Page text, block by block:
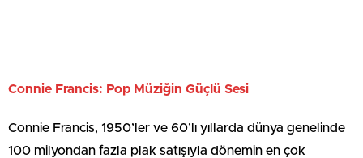
Connie Francis: Pop Müziğin Güçlü Sesi
Connie Francis, 1950’ler ve 60’lı yıllarda dünya genelinde
100 milyondan fazla plak satışıyla dönemin en çok